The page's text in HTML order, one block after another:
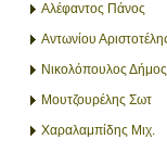
Αλέφαντος Πάνος
Αντωνίου
Νικολόπουλος Δήμος
Μουτζουρέλης Σωτ
Χαραλαμπίδης Μιχ.